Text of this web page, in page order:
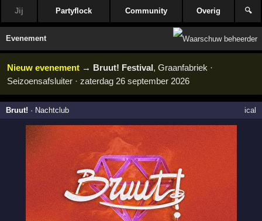
Jij Partyflock Community Overig 🔍
Evenement
Nieuw evenement → Bruut! Festival, Graanfabriek ·
Seizoensafsluiter · zaterdag 26 september 2026
Bruut! · Nachtclub ical